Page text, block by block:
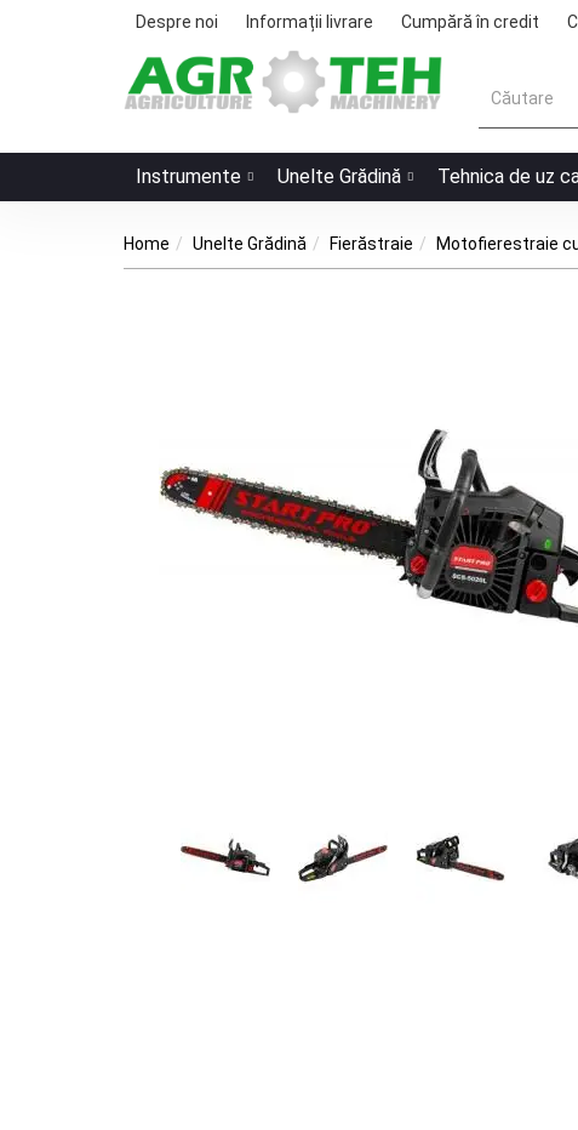
Despre noi Informații livrare Cumpără în credit
Instrumente Unelte Grădină Tehnica de uz
Home Unelte Grădină Fierăstraie Motofierestraie